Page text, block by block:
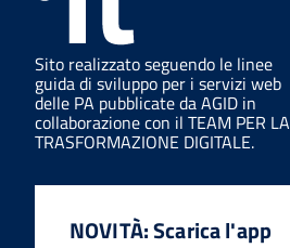
Sito realizzato seguendo le linee
guida di sviluppo per i servizi web
delle PA pubblicate da AGID in
collaborazione con il TEAM PER LA
TRASFORMAZIONE DIGITALE.
NOVITÀ: Scarica l'app